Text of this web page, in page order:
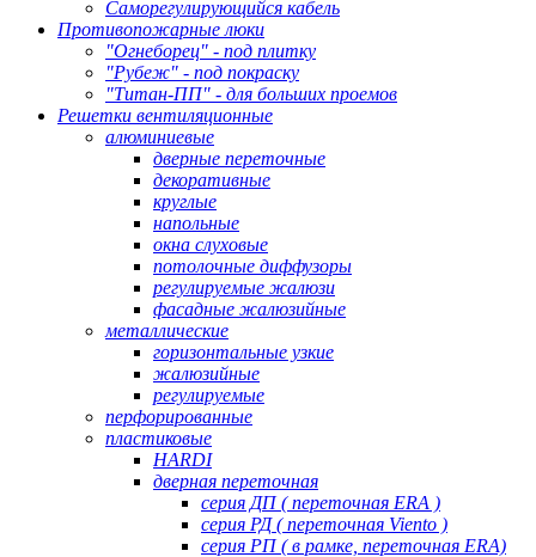
Саморегулирующийся кабель
Противопожарные люки
"Огнеборец" - под плитку
"Рубеж" - под покраску
"Титан-ПП" - для больших проемов
Решетки вентиляционные
алюминиевые
дверные переточные
декоративные
круглые
напольные
окна слуховые
потолочные диффузоры
регулируемые жалюзи
фасадные жалюзийные
металлические
горизонтальные узкие
жалюзийные
регулируемые
перфорированные
пластиковые
HARDI
дверная переточная
серия ДП ( переточная ERA )
серия РД ( переточная Viento )
серия РП ( в рамке, переточная ERA)